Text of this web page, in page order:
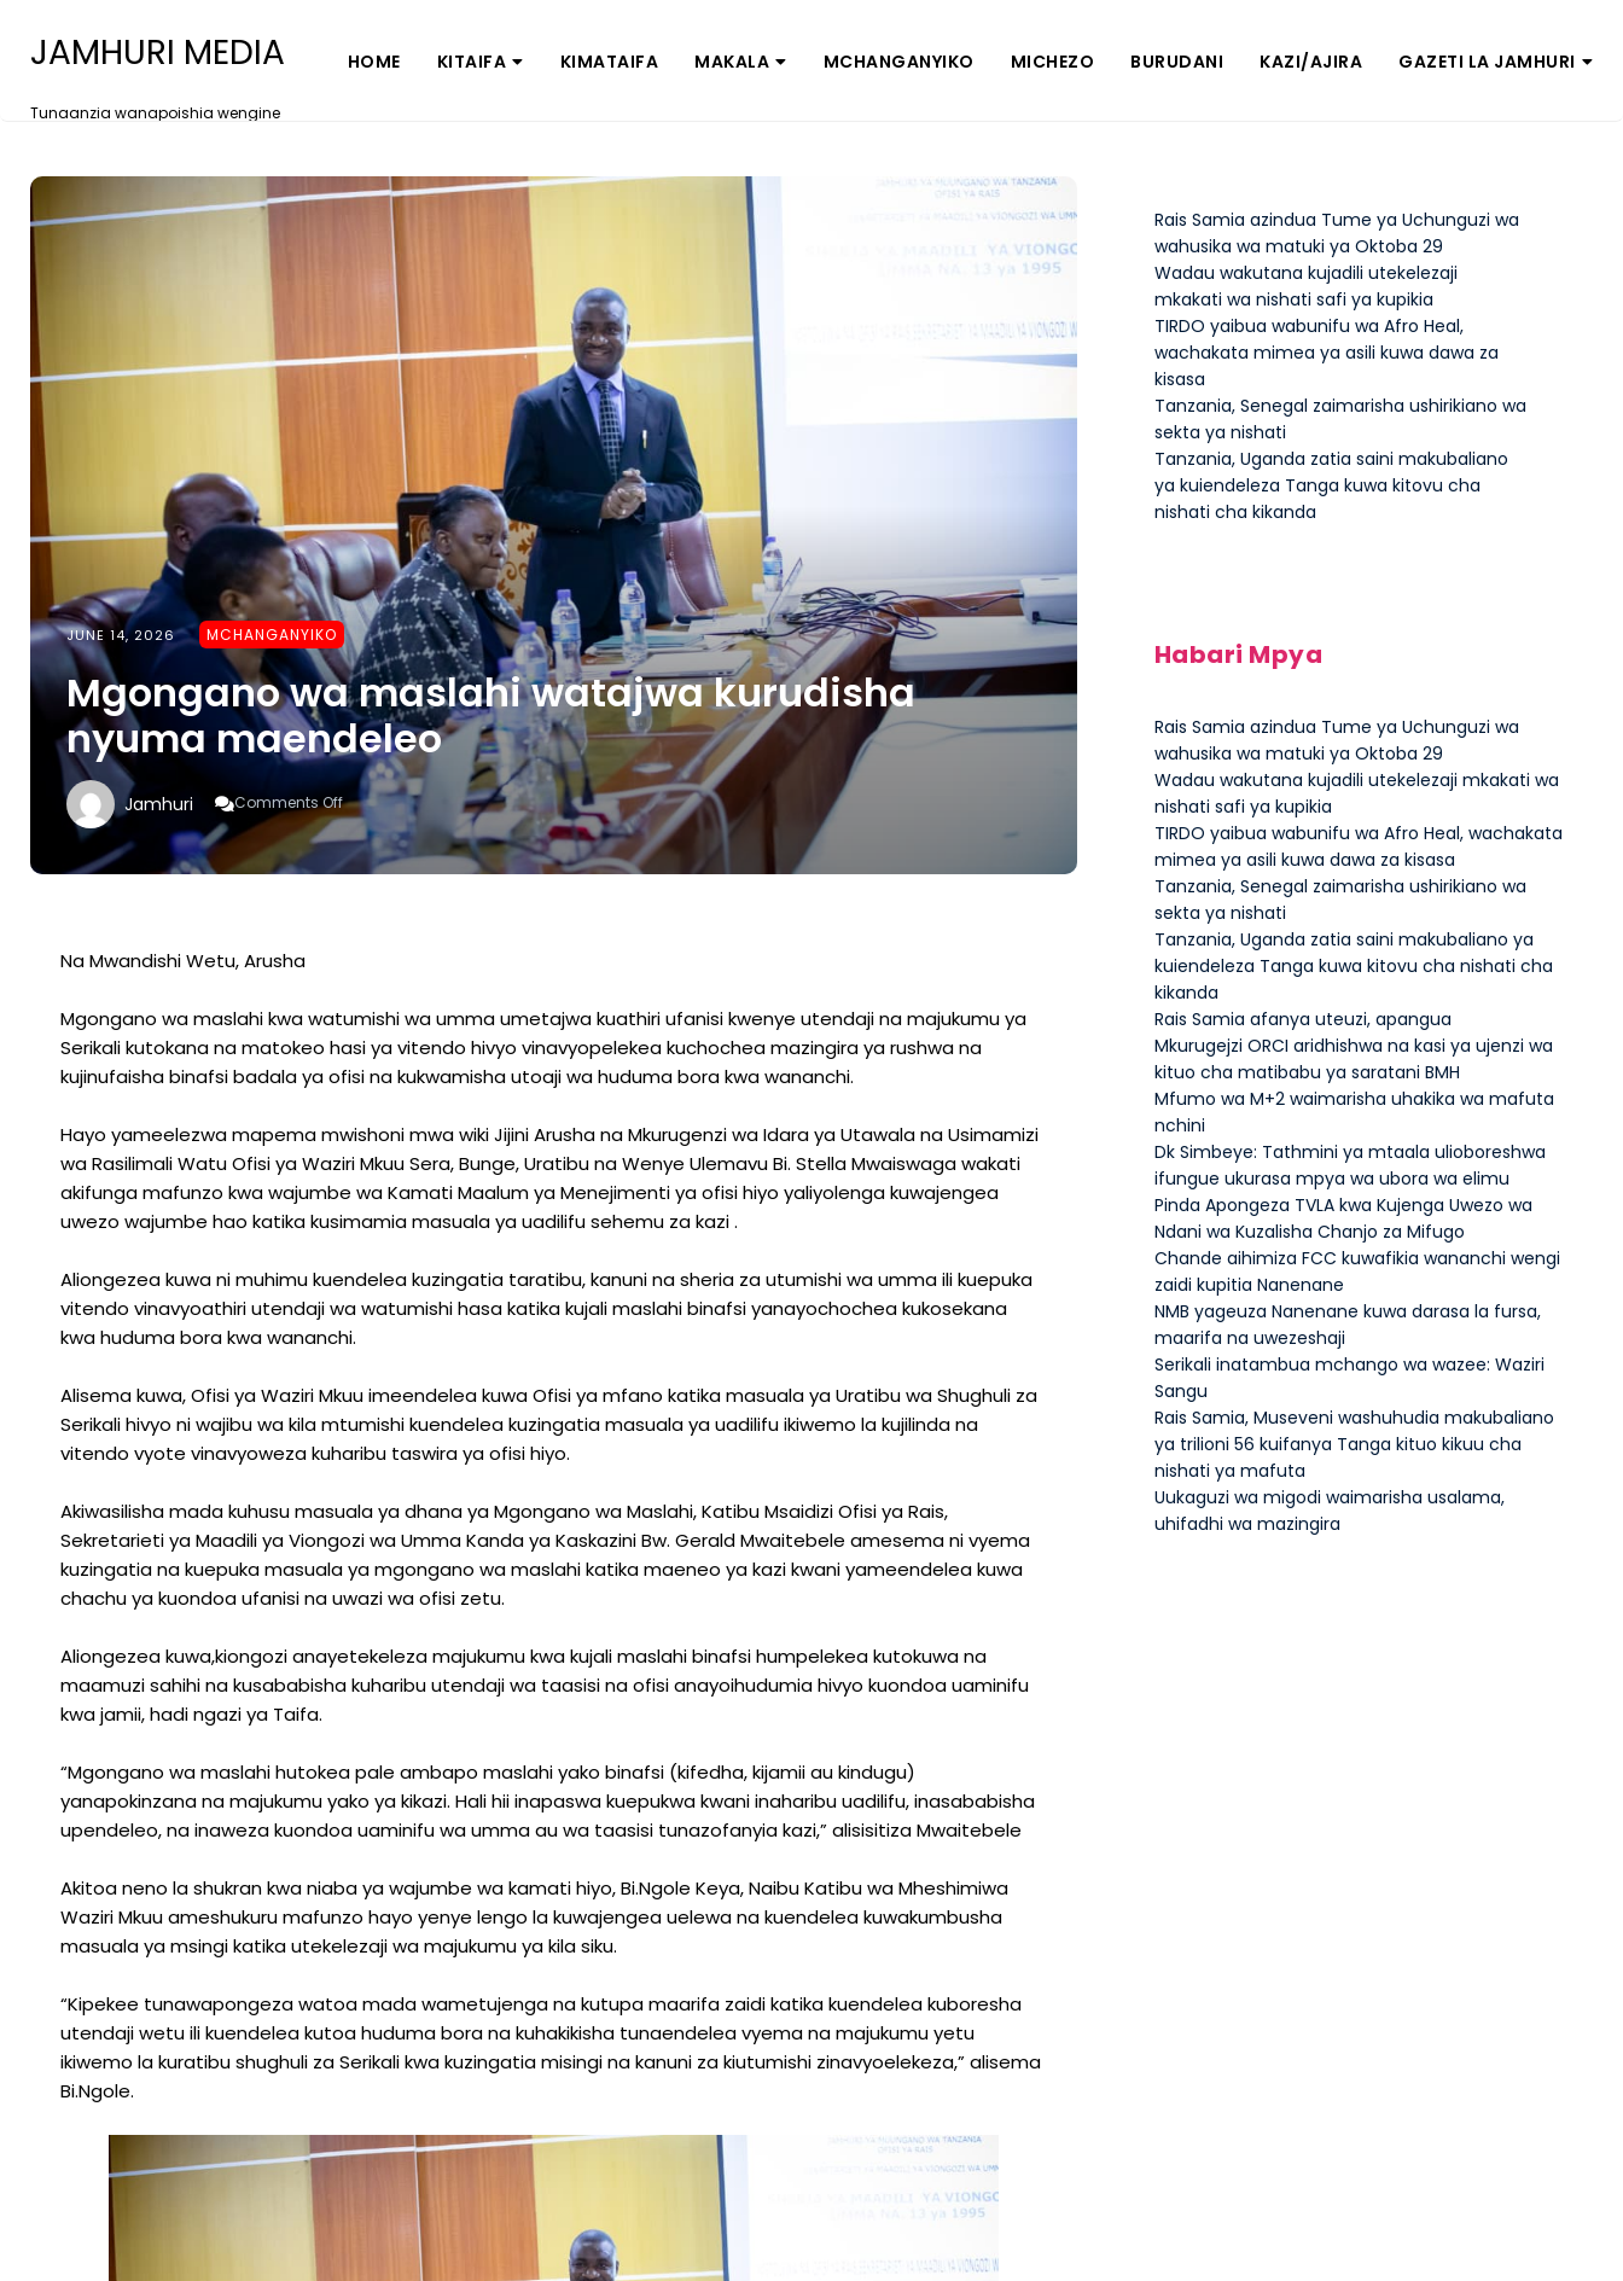
JAMHURI MEDIA
Tunaanzia wanapoishia wengine
HOME KITAIFA KIMATAIFA MAKALA MCHANGANYIKO MICHEZO BURUDANI KAZI/AJIRA GAZETI LA JAMHURI
JUNE 14, 2026 MCHANGANYIKO
Mgongano wa maslahi watajwa kurudisha
nyuma maendeleo
Jamhuri Comments Off
Mgongano
Wa
Maslahi
Na Mwandishi Wetu, Arusha
Mgongano wa maslahi kwa watumishi wa umma umetajwa kuathiri ufanisi kwenye utendaji na majukumu ya
Serikali kutokana na matokeo hasi ya vitendo hivyo vinavyopelekea kuchochea mazingira ya rushwa na
kujinufaisha binafsi badala ya ofisi na kukwamisha utoaji wa huduma bora kwa wananchi.
Hayo yameelezwa mapema mwishoni mwa wiki Jijini Arusha na Mkurugenzi wa Idara ya Utawala na Usimamizi
wa Rasilimali Watu Ofisi ya Waziri Mkuu Sera, Bunge, Uratibu na Wenye Ulemavu Bi. Stella Mwaiswaga wakati
akifunga mafunzo kwa wajumbe wa Kamati Maalum ya Menejimenti ya ofisi hiyo yaliyolenga kuwajengea
uwezo wajumbe hao katika kusimamia masuala ya uadilifu sehemu za kazi .
Aliongezea kuwa ni muhimu kuendelea kuzingatia taratibu, kanuni na sheria za utumishi wa umma ili kuepuka
vitendo vinavyoathiri utendaji wa watumishi hasa katika kujali maslahi binafsi yanayochochea kukosekana
kwa huduma bora kwa wananchi.
Alisema kuwa, Ofisi ya Waziri Mkuu imeendelea kuwa Ofisi ya mfano katika masuala ya Uratibu wa Shughuli za
Serikali hivyo ni wajibu wa kila mtumishi kuendelea kuzingatia masuala ya uadilifu ikiwemo la kujilinda na
vitendo vyote vinavyoweza kuharibu taswira ya ofisi hiyo.
Akiwasilisha mada kuhusu masuala ya dhana ya Mgongano wa Maslahi, Katibu Msaidizi Ofisi ya Rais,
Sekretarieti ya Maadili ya Viongozi wa Umma Kanda ya Kaskazini Bw. Gerald Mwaitebele amesema ni vyema
kuzingatia na kuepuka masuala ya mgongano wa maslahi katika maeneo ya kazi kwani yameendelea kuwa
chachu ya kuondoa ufanisi na uwazi wa ofisi zetu.
Aliongezea kuwa,kiongozi anayetekeleza majukumu kwa kujali maslahi binafsi humpelekea kutokuwa na
maamuzi sahihi na kusababisha kuharibu utendaji wa taasisi na ofisi anayoihudumia hivyo kuondoa uaminifu
kwa jamii, hadi ngazi ya Taifa.
“Mgongano wa maslahi hutokea pale ambapo maslahi yako binafsi (kifedha, kijamii au kindugu)
yanapokinzana na majukumu yako ya kikazi. Hali hii inapaswa kuepukwa kwani inaharibu uadilifu, inasababisha
upendeleo, na inaweza kuondoa uaminifu wa umma au wa taasisi tunazofanyia kazi,” alisisitiza Mwaitebele
Akitoa neno la shukran kwa niaba ya wajumbe wa kamati hiyo, Bi.Ngole Keya, Naibu Katibu wa Mheshimiwa
Waziri Mkuu ameshukuru mafunzo hayo yenye lengo la kuwajengea uelewa na kuendelea kuwakumbusha
masuala ya msingi katika utekelezaji wa majukumu ya kila siku.
“Kipekee tunawapongeza watoa mada wametujenga na kutupa maarifa zaidi katika kuendelea kuboresha
utendaji wetu ili kuendelea kutoa huduma bora na kuhakikisha tunaendelea vyema na majukumu yetu
ikiwemo la kuratibu shughuli za Serikali kwa kuzingatia misingi na kanuni za kiutumishi zinavyoelekeza,” alisema
Bi.Ngole.
Rais Samia azindua Tume ya Uchunguzi wa
wahusika wa matuki ya Oktoba 29
Wadau wakutana kujadili utekelezaji
mkakati wa nishati safi ya kupikia
TIRDO yaibua wabunifu wa Afro Heal,
wachakata mimea ya asili kuwa dawa za
kisasa
Tanzania, Senegal zaimarisha ushirikiano wa
sekta ya nishati
Tanzania, Uganda zatia saini makubaliano
ya kuiendeleza Tanga kuwa kitovu cha
nishati cha kikanda
Habari Mpya
Rais Samia azindua Tume ya Uchunguzi wa
wahusika wa matuki ya Oktoba 29
Wadau wakutana kujadili utekelezaji mkakati wa
nishati safi ya kupikia
TIRDO yaibua wabunifu wa Afro Heal, wachakata
mimea ya asili kuwa dawa za kisasa
Tanzania, Senegal zaimarisha ushirikiano wa
sekta ya nishati
Tanzania, Uganda zatia saini makubaliano ya
kuiendeleza Tanga kuwa kitovu cha nishati cha
kikanda
Rais Samia afanya uteuzi, apangua
Mkurugejzi ORCI aridhishwa na kasi ya ujenzi wa
kituo cha matibabu ya saratani BMH
Mfumo wa M+2 waimarisha uhakika wa mafuta
nchini
Dk Simbeye: Tathmini ya mtaala ulioboreshwa
ifungue ukurasa mpya wa ubora wa elimu
Pinda Apongeza TVLA kwa Kujenga Uwezo wa
Ndani wa Kuzalisha Chanjo za Mifugo
Chande aihimiza FCC kuwafikia wananchi wengi
zaidi kupitia Nanenane
NMB yageuza Nanenane kuwa darasa la fursa,
maarifa na uwezeshaji
Serikali inatambua mchango wa wazee: Waziri
Sangu
Rais Samia, Museveni washuhudia makubaliano
ya trilioni 56 kuifanya Tanga kituo kikuu cha
nishati ya mafuta
Uukaguzi wa migodi waimarisha usalama,
uhifadhi wa mazingira